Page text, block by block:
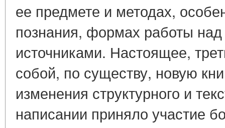
ее предмете и методах,
познания, формах работы над
источниками. Настоящее,
собой, по существу, новую
изменения структурного и
написании приняло участие